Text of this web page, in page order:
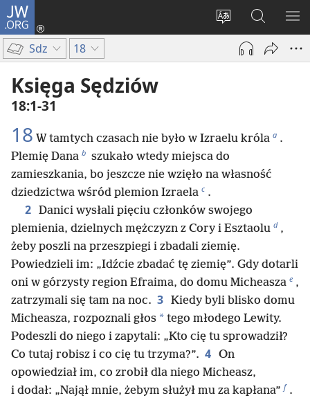
JW.ORG
Wybór
języka
Logowanie
(opens
window)
Szukaj
na
JW.ORG
Sdz 18
Księga Sędziów
18:1-31
18 W tamtych czasach nie było w Izraelu króla a .
Plemię Dana b szukało wtedy miejsca do
zamieszkania, bo jeszcze nie wzięło na własność
dziedzictwa wśród plemion Izraela c .
2 Danici wysłali pięciu członków swojego
plemienia, dzielnych mężczyzn z Cory i Esztaolu d ,
żeby poszli na przeszpiegi i zbadali ziemię.
Powiedzieli im: „Idźcie zbadać tę ziemię”. Gdy dotarli
oni w górzysty region Efraima, do domu Micheasza e ,
zatrzymali się tam na noc. 3 Kiedy byli blisko domu
Micheasza, rozpoznali głos * tego młodego Lewity.
Podeszli do niego i zapytali: „Kto cię tu sprowadził?
Co tutaj robisz i co cię tu trzyma?”. 4 On
opowiedział im, co zrobił dla niego Micheasz,
i dodał: „Najął mnie, żebym służył mu za kapłana” f .